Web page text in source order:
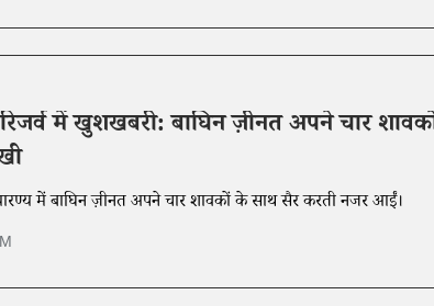
में खुशखबरी: बाघिन ज़ीनत अपने चार
में बाघिन ज़ीनत अपने चार शावकों के साथ सैर करती नजर आईं।